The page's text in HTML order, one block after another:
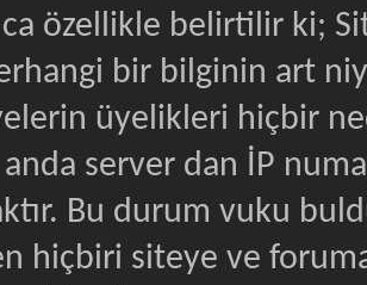
özellikle belirtilir ki;
bir bilginin art
üyelikleri hiçbir
anda server dan İP
Bu durum vuku
hiçbiri siteye ve